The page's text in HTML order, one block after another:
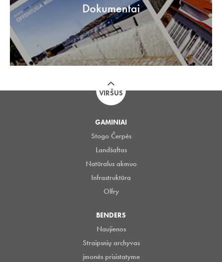
Dokumentai
VIRŠUS
GAMINIAI
Stogo Čerpės
Landšaftas
Natūralus akmuo
Infrastruktūra
Olfry
BENDERS
Naujienos
Straipsnių archyvas
įmonės prisistatyme